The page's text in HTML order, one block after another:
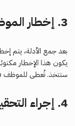
3. إخطار
بعد جمع الأدلة، يتم
يكون هذا الإخطار
ستتخذ. تُعطى للموظف
4. إجراء